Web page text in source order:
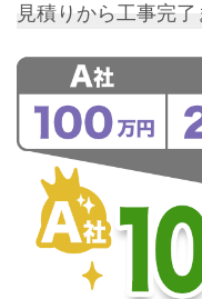
見積りから工事完了